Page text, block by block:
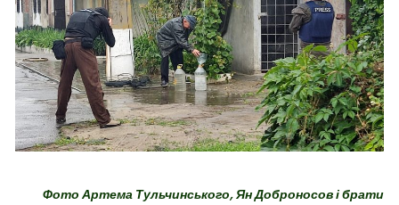
Фото Артема Тульчинського, Ян Доброносов і брати